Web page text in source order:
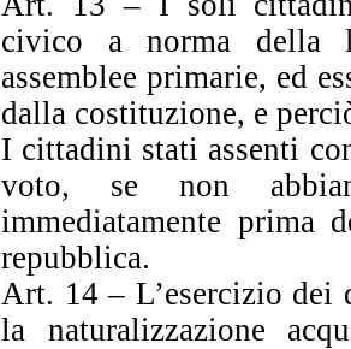
civico a norma della
assemblee primarie, ed
dalla costituzione, e
I cittadini stati assenti
voto, se non
immediatamente prima
repubblica.
Art. 14 – L’esercizio
la naturalizzazione